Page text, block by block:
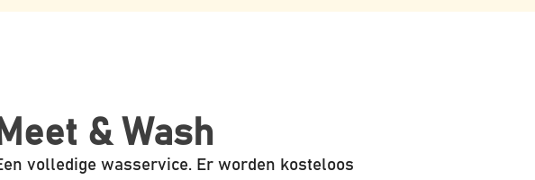
& Wash
volledige wasservice. Er worden kosteloos